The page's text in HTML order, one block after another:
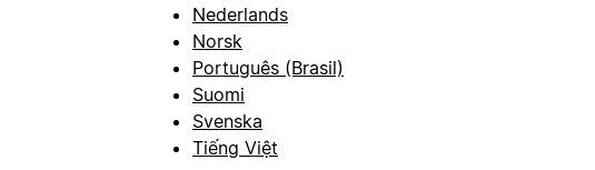
Nederlands
Norsk
Português (Brasil)
Suomi
Svenska
Tiếng Việt